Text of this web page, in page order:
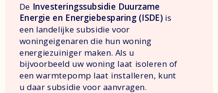
De Investeringssubsidie Duurzame
Energie en Energiebesparing (ISDE) is
een landelijke subsidie voor
woningeigenaren die hun woning
energiezuiniger maken. Als u
bijvoorbeeld uw woning laat isoleren of
een warmtepomp laat installeren, kunt
u daar subsidie voor aanvragen.